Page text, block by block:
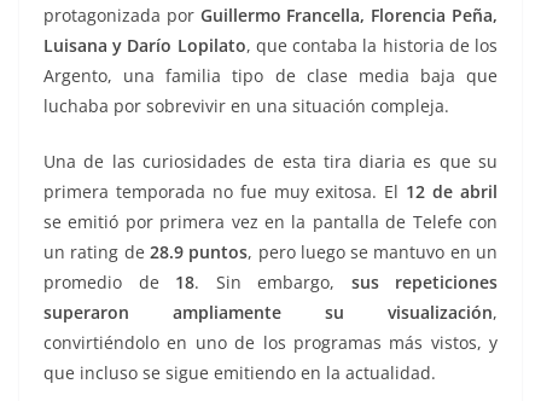
protagonizada por Guillermo Francella, Florencia Peña,
Luisana y Darío Lopilato, que contaba la historia de los
Argento, una familia tipo de clase media baja que
luchaba por sobrevivir en una situación compleja.
Una de las curiosidades de esta tira diaria es que su
primera temporada no fue muy exitosa. El 12 de abril
se emitió por primera vez en la pantalla de Telefe con
un rating de 28.9 puntos, pero luego se mantuvo en un
promedio de 18. Sin embargo, sus repeticiones
superaron ampliamente su visualización,
convirtiéndolo en uno de los programas más vistos, y
que incluso se sigue emitiendo en la actualidad.